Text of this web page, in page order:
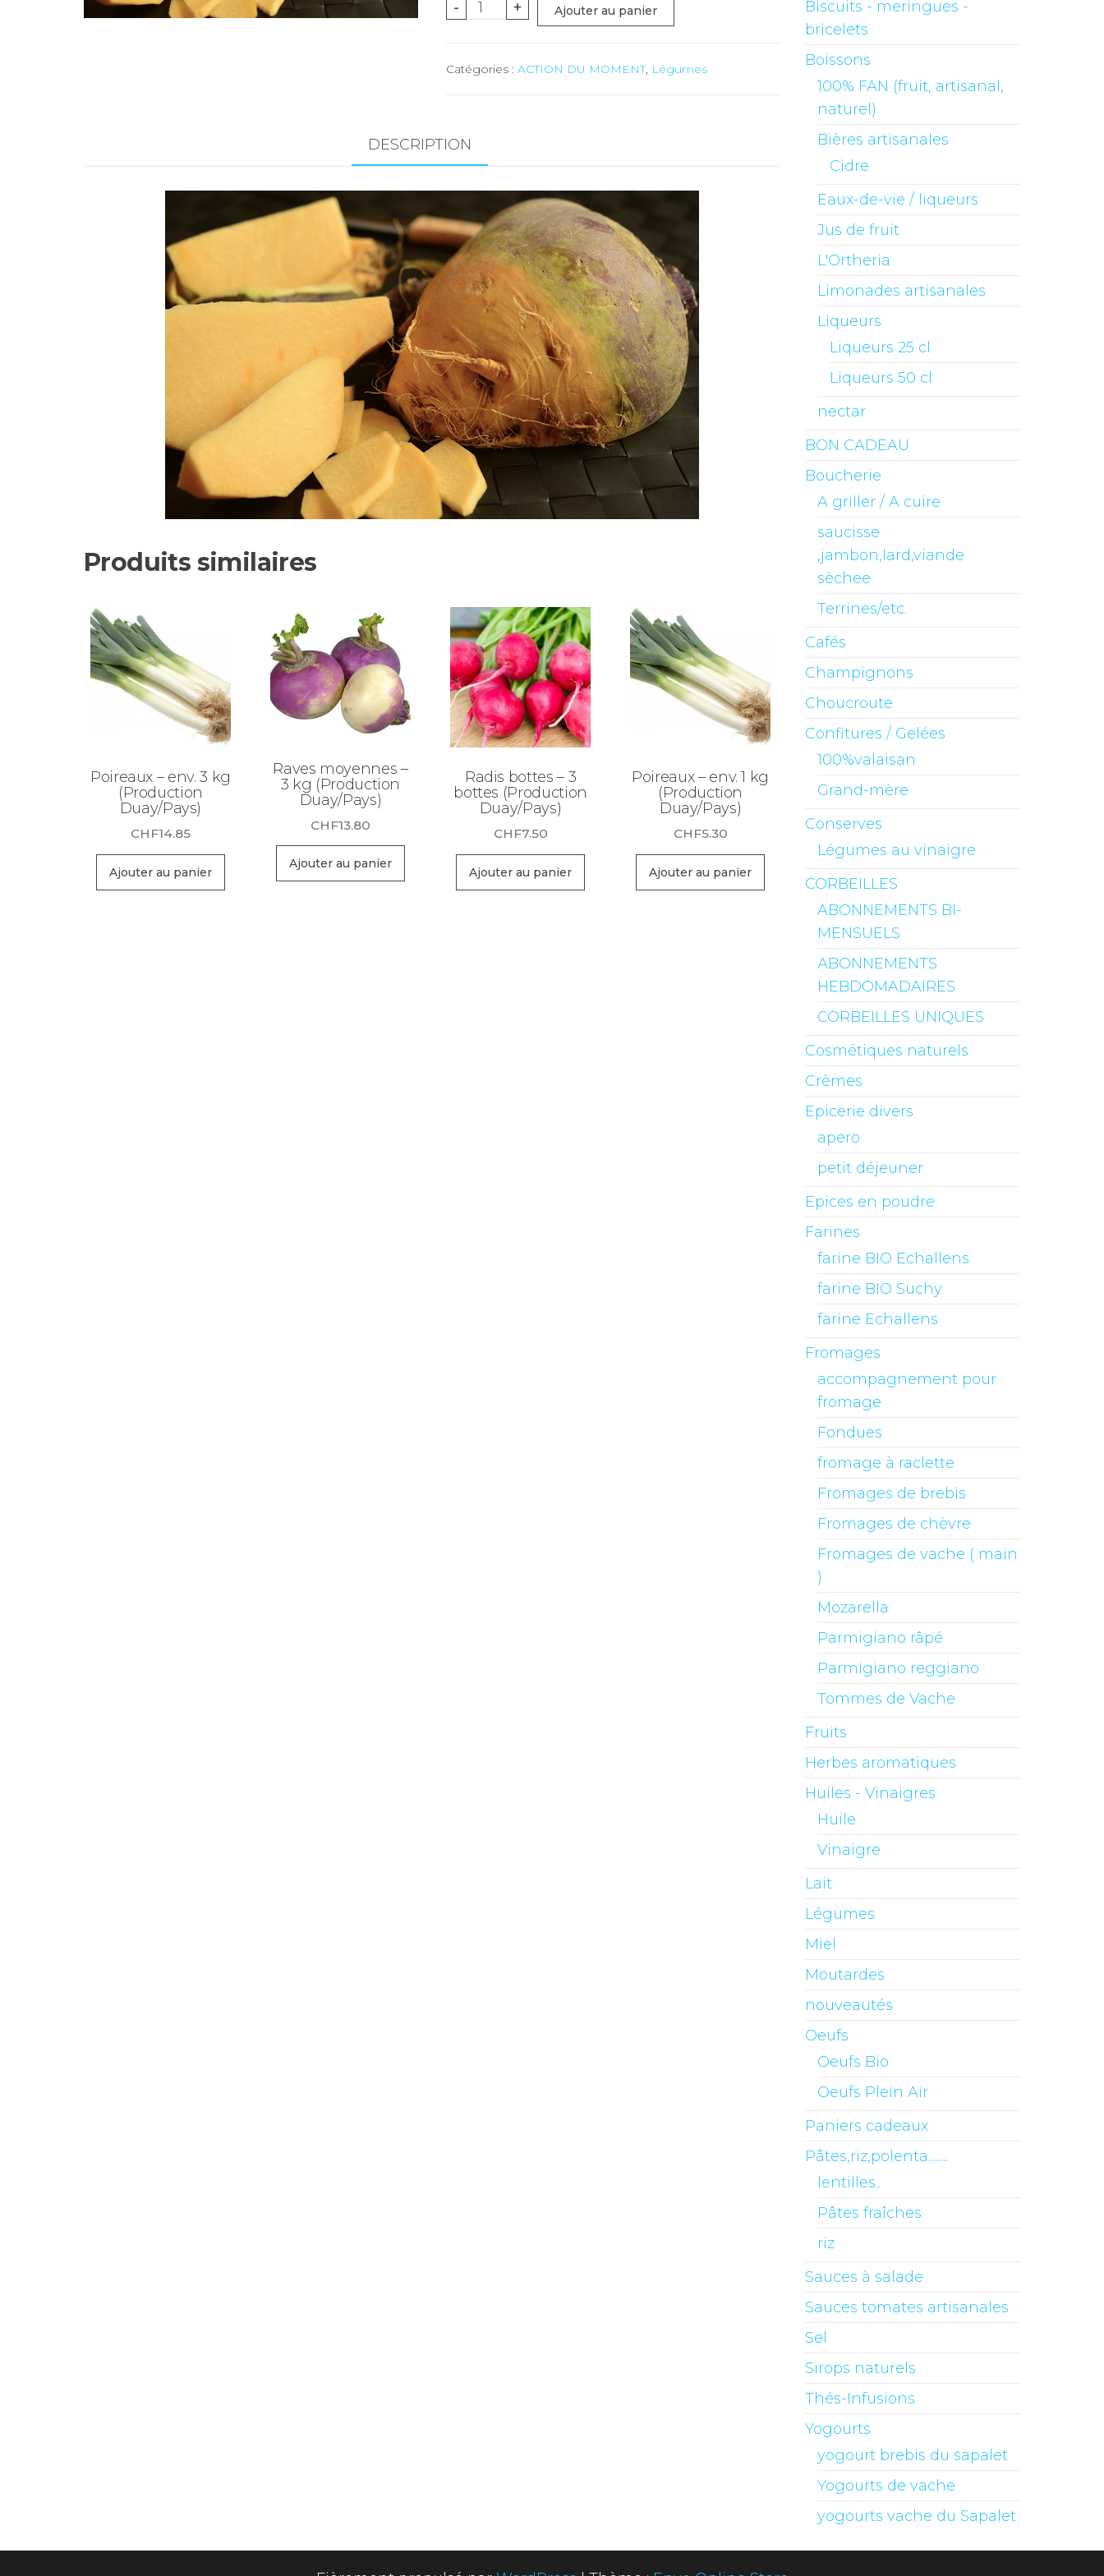
-
quantité
raves
6
kg
(Production
Duay/Pays)
+ Ajouter au panier
Catégories : ACTION DU MOMENT, Légumes
DESCRIPTION
Produits similaires
Poireaux – env. 3 kg
(Production
Duay/Pays)
CHF14.85
Ajouter au panier
Raves moyennes –
3 kg (Production
Duay/Pays)
CHF13.80
Ajouter au panier
Radis bottes – 3
bottes (Production
Duay/Pays)
CHF7.50
Ajouter au panier
Poireaux – env. 1 kg
(Production
Duay/Pays)
CHF5.30
Ajouter au panier
Biscuits - meringues -
bricelets
Boissons
100% FAN (fruit, artisanal,
naturel)
Bières artisanales
Cidre
Eaux-de-vie / liqueurs
Jus de fruit
L'Ortheria
Limonades artisanales
Liqueurs
Liqueurs 25 cl
Liqueurs 50 cl
nectar
BON CADEAU
Boucherie
A griller / A cuire
saucisse
,jambon,lard,viande
sèchee
Terrines/etc.
Cafés
Champignons
Choucroute
Confitures / Gelées
100%valaisan
Grand-mère
Conserves
Légumes au vinaigre
CORBEILLES
ABONNEMENTS BI-
MENSUELS
ABONNEMENTS
HEBDOMADAIRES
CORBEILLES UNIQUES
Cosmétiques naturels
Crèmes
Epicerie divers
apero
petit déjeuner
Epices en poudre
Farines
farine BIO Echallens
farine BIO Suchy
farine Echallens
Fromages
accompagnement pour
fromage
Fondues
fromage à raclette
Fromages de brebis
Fromages de chèvre
Fromages de vache ( main
)
Mozarella
Parmigiano râpé
Parmigiano reggiano
Tommes de Vache
Fruits
Herbes aromatiques
Huiles - Vinaigres
Huile
Vinaigre
Lait
Légumes
Miel
Moutardes
nouveautés
Oeufs
Oeufs Bio
Oeufs Plein Air
Paniers cadeaux
Pâtes,riz,polenta........
lentilles..
Pâtes fraîches
riz
Sauces à salade
Sauces tomates artisanales
Sel
Sirops naturels
Thés-Infusions
Yogourts
yogourt brebis du sapalet
Yogourts de vache
yogourts vache du Sapalet